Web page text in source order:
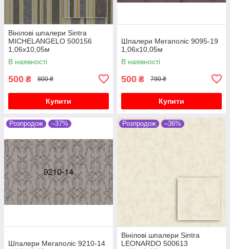
Вінілові шпалери Sintra
MICHELANGELO 500156
1,06х10,05м
В наявності
500 ₴ 800 ₴
Купити
Шпалери Мегаполіс 9095-19
1,06х10,05м
В наявності
500 ₴ 790 ₴
Купити
Розпродож –37%
Шпалери Мегаполіс 9210-14
Розпродож –36%
Вінілові шпалери Sintra
LEONARDO 500613